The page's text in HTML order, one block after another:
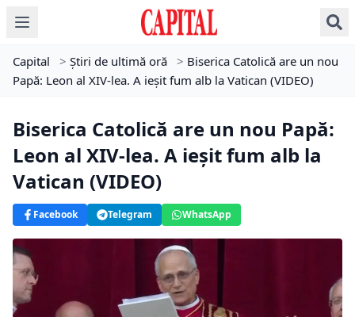
Capital > Știri de ultimă oră > Biserica Catolică are un nou
Papă: Leon al XIV-lea. A ieșit fum alb la Vatican (VIDEO)
Biserica Catolică are un nou Papă:
Leon al XIV-lea. A ieșit fum alb la
Vatican (VIDEO)
Facebook Telegram WhatsApp